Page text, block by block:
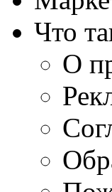
Что
О